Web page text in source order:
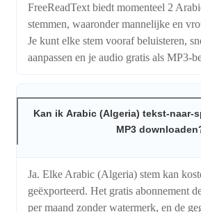
FreeReadText biedt momenteel 2
stemmen, waaronder mannelijke en
Je kunt elke stem vooraf beluisteren,
aanpassen en je audio gratis als MP3-
Kan ik Arabic (Algeria) tekst-naar-
MP3
Ja. Elke Arabic (Algeria) stem kan
geëxporteerd. Het gratis abonnement
per maand zonder watermerk, en de